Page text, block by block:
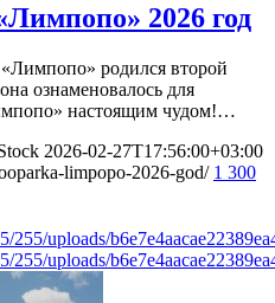
2026 год
родился второй
ознаменовалось для
настоящим чудом!…
2026-02-27T17:56:00+03:00
limpopo-2026-god/ 1 300
255/uploads/
255/uploads/